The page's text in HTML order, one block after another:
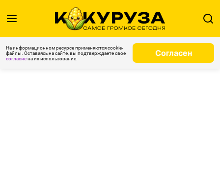
На информационном ресурсе применяются cookie-
файлы. Оставаясь на сайте, вы подтверждаете свое
согласиена их использование.
Согласен